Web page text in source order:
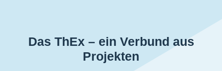
Das ThEx – ein Verbund aus
Projekten